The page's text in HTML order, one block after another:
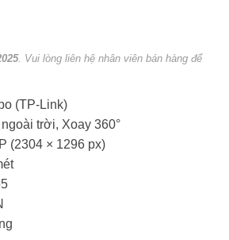
. Vui lòng liên hệ nhân viên bán hàng để
(TP-Link)
trời, Xoay 360°
(2304 × 1296 px)